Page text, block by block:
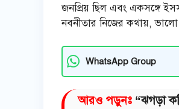
জনপ্রিয় ছিল এবং একসঙ্গে
নবনীতার নিজের কথায়, ভালো
WhatsApp Group
আরও পড়ুনঃ “ঝগড়া